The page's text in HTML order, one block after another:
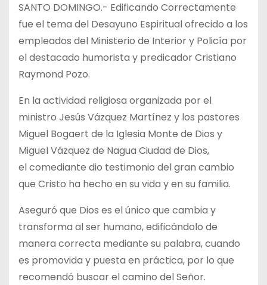
SANTO DOMINGO.- Edificando Correctamente
fue el tema del Desayuno Espiritual ofrecido a los
empleados del Ministerio de Interior y Policía por
el destacado humorista y predicador Cristiano
Raymond Pozo.
En la actividad religiosa organizada por el
ministro Jesús Vázquez Martínez y los pastores
Miguel Bogaert de la Iglesia Monte de Dios y
Miguel Vázquez de Nagua Ciudad de Dios,
el comediante dio testimonio del gran cambio
que Cristo ha hecho en su vida y en su familia.
Aseguró que Dios es el único que cambia y
transforma al ser humano, edificándolo de
manera correcta mediante su palabra, cuando
es promovida y puesta en práctica, por lo que
recomendó buscar el camino del Señor.